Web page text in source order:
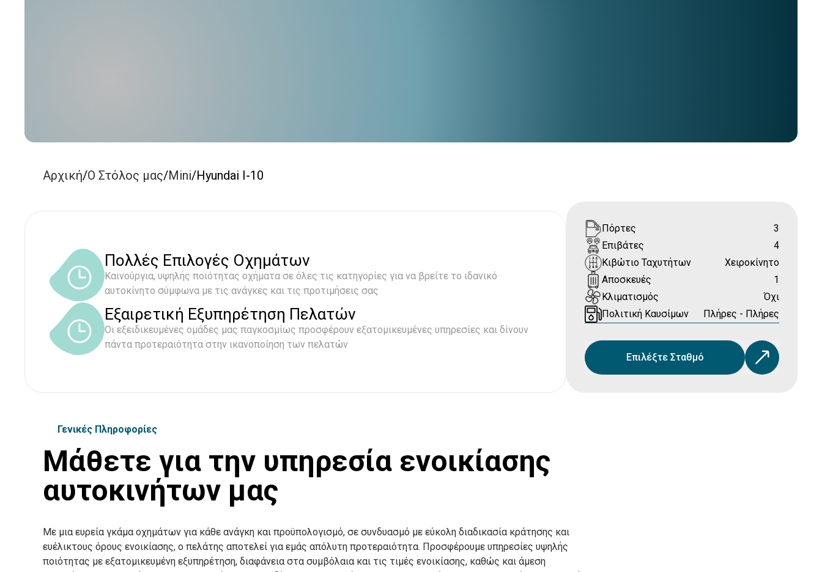
Αρχική/Ο Στόλος μας/Mini/Hyundai I-10
Πολλές Επιλογές Οχημάτων
Καινούργια, υψηλής ποιότητας οχήματα σε όλες τις κατηγορίες για να βρείτε το ιδανικό
αυτοκίνητο σύμφωνα με τις ανάγκες και τις προτιμήσεις σας
Εξαιρετική Εξυπηρέτηση Πελατών
Οι εξειδικευμένες ομάδες μας παγκοσμίως προσφέρουν εξατομικευμένες υπηρεσίες και δίνουν
πάντα προτεραιότητα στην ικανοποίηση των πελατών
Πόρτες
3
Επιβάτες
4
Κιβώτιο Ταχυτήτων
Χειροκίνητο
Αποσκευές
1
Κλιματισμός
Όχι
Πολιτική Καυσίμων
Πλήρες - Πλήρες
Επιλέξτε Σταθμό
Γενικές Πληροφορίες
Μάθετε για την υπηρεσία ενοικίασης
αυτοκινήτων μας
Με μια ευρεία γκάμα οχημάτων για κάθε ανάγκη και προϋπολογισμό, σε συνδυασμό με εύκολη διαδικασία κράτησης και
ευέλικτους όρους ενοικίασης, ο πελάτης αποτελεί για εμάς απόλυτη προτεραιότητα. Προσφέρουμε υπηρεσίες υψηλής
ποιότητας με εξατομικευμένη εξυπηρέτηση, διαφάνεια στα συμβόλαια και τις τιμές ενοικίασης, καθώς και άμεση